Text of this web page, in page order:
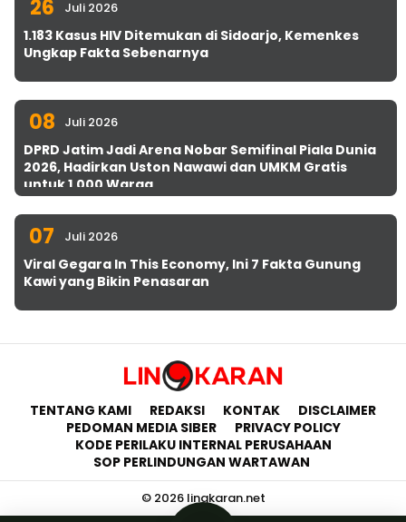
26 Juli 2026
1.183 Kasus HIV Ditemukan di Sidoarjo, Kemenkes
Ungkap Fakta Sebenarnya
08 Juli 2026
DPRD Jatim Jadi Arena Nobar Semifinal Piala Dunia
2026, Hadirkan Uston Nawawi dan UMKM Gratis
untuk 1.000 Warga
07 Juli 2026
Viral Gegara In This Economy, Ini 7 Fakta Gunung
Kawi yang Bikin Penasaran
TENTANG KAMI REDAKSI KONTAK
DISCLAIMER
PEDOMAN MEDIA SIBER
PRIVACY POLICY
KODE PERILAKU INTERNAL PERUSAHAAN
SOP PERLINDUNGAN WARTAWAN
© 2026 lingkaran.net